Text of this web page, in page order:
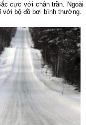
cực với chân trần. Ngoài
với bộ đồ bơi bình thường.